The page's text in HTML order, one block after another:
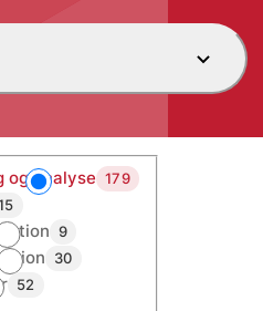
og analyse 179
9
30
52